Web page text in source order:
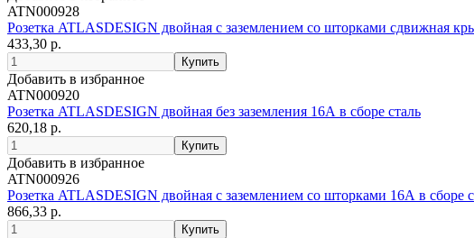
ATN000928
Розетка ATLASDESIGN двойная с заземлением со шторками сдвижная
433,30 р.
Добавить в избранное
ATN000920
Розетка ATLASDESIGN двойная без заземления 16А в сборе сталь
620,18 р.
Добавить в избранное
ATN000926
Розетка ATLASDESIGN двойная с заземлением со шторками 16А в сборе
866,33 р.